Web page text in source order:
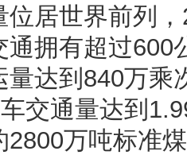
位居世界前列
通拥有超过600
量达到840万乘
交通量达到
2800万吨标准